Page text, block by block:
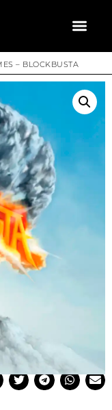
– BLOCKBUSTA